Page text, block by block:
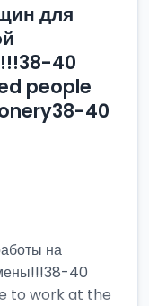
для
40
people
40
на
40
to work at the